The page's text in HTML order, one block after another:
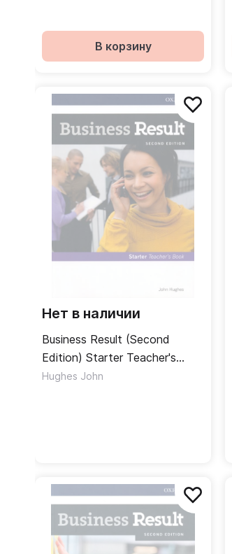
В корзину
Нет в наличии
Business Result (Second
Edition) Starter Teacher's
Book + DVD / Книга для
Hughes John